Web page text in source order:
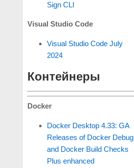
Sign CLI
Visual Studio Code
Visual Studio Code July
2024
Контейнеры
Docker
Docker Desktop 4.33: GA
Releases of Docker Debug
and Docker Build Checks
Plus enhanced